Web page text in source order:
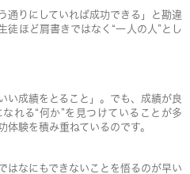
通りにしていれば成功できる」と勘違
徒ほど肩書きではなく“一人の人”とし
い成績をとること」。でも、成績が良
れる“何か”を見つけていることが多
験を積み重ねているのです。
はなにもできないことを悟るのが早い